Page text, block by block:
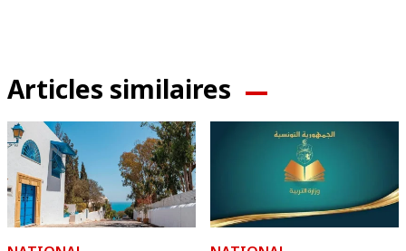
Articles similaires